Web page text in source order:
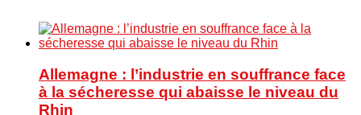
Allemagne : l’industrie en souffrance face
à la sécheresse qui abaisse le niveau du
Rhin